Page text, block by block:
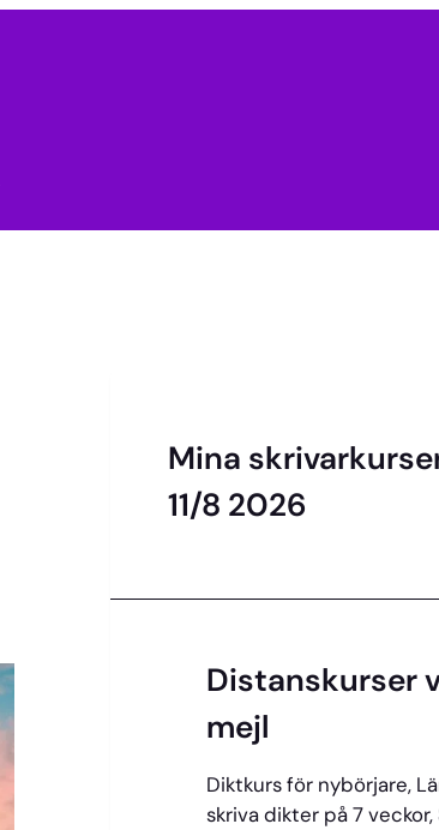
Mina
11/8 2026
Distanskurser
mejl
Diktkurs för nybörjare,
skriva dikter på 7 veckor,